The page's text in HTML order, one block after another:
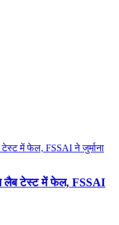
लैब टेस्ट में फेल, FSSAI